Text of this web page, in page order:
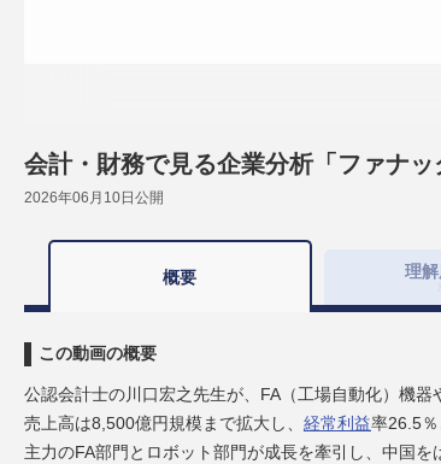
会計・財務で見る企業分析「ファナッ
2026年06月10日 公開
概要 理解
この動画の概要
公認会計士の川口宏之先生が、FA（工場自動化）機
売上高は8,500億円規模まで拡大し、 経常利益率26.5％
主力のFA部門とロボット部門が成長を牽引し、中国